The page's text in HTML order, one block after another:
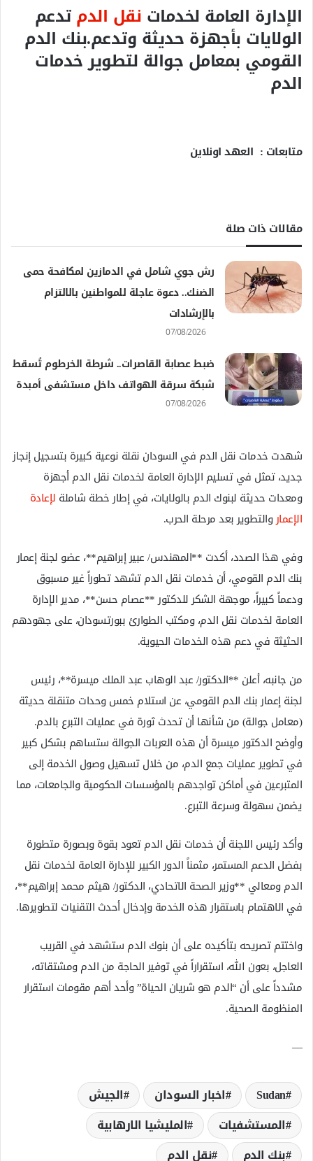
ي
ا
الإدارة العامة لخدمات نقل الدمتدعم
الولايات بأجهزة حديثة وتدعم.بنك الدم
القومي بمعامل جوالة لتطوير خدمات
الدم
متابعات : العهد اونلاين
مقالات ذات صلة
رش جوي شامل في الدمازين لمكافحة حمى
الضنك.. دعوة عاجلة للمواطنين بالالتزام
بالإرشادات
07/08/2026
ضبط عصابة القاصرات.. شرطة الخرطوم تُسقط
شبكة سرقة الهواتف داخل مستشفى أمبدة
07/08/2026
شهدت خدمات نقل الدم في السودان نقلة نوعية كبيرة بتسجيل إنجاز
جديد، تمثل في تسليم الإدارة العامة لخدمات نقل الدم أجهزة
ومعدات حديثة لبنوك الدم بالولايات، في إطار خطة شاملة لإعادة
الإعماروالتطوير بعد مرحلة الحرب.
وفي هذا الصدد، أكدت **المهندس/ عبير إبراهيم**، عضو لجنة إعمار
بنك الدم القومي، أن خدمات نقل الدم تشهد تطوراً غير مسبوق
ودعماً كبيراً، موجهة الشكر للدكتور **عصام حسن**، مدير الإدارة
العامة لخدمات نقل الدم، ومكتب الطوارئ ببورتسودان، على جهودهم
الحثيثة في دعم هذه الخدمات الحيوية.
من جانبه، أعلن **الدكتور/ عبد الوهاب عبد الملك ميسرة**، رئيس
لجنة إعمار بنك الدم القومي، عن استلام خمس وحدات متنقلة حديثة
(معامل جوالة) من شأنها أن تحدث ثورة في عمليات التبرع بالدم.
وأوضح الدكتور ميسرة أن هذه العربات الجوالة ستساهم بشكل كبير
في تطوير عمليات جمع الدم، من خلال تسهيل وصول الخدمة إلى
المتبرعين في أماكن تواجدهم بالمؤسسات الحكومية والجامعات، مما
يضمن سهولة وسرعة التبرع.
وأكد رئيس اللجنة أن خدمات نقل الدم تعود بقوة وبصورة متطورة
بفضل الدعم المستمر، مثمناً الدور الكبير للإدارة العامة لخدمات نقل
الدم ومعالي **وزير الصحة الاتحادي، الدكتور/ هيثم محمد إبراهيم**،
في الاهتمام باستقرار هذه الخدمة وإدخال أحدث التقنيات لتطويرها.
واختتم تصريحه بتأكيده على أن بنوك الدم ستشهد في القريب
العاجل، بعون الله، استقراراً في توفير الحاجة من الدم ومشتقاته،
مشدداً على أن “الدم هو شريان الحياة” وأحد أهم مقومات استقرار
المنظومة الصحية.
—
Sudan اخبار السودان
الجيش
المستشفيات
المليشيا الارھابية
بنك الدم
نقل الدم